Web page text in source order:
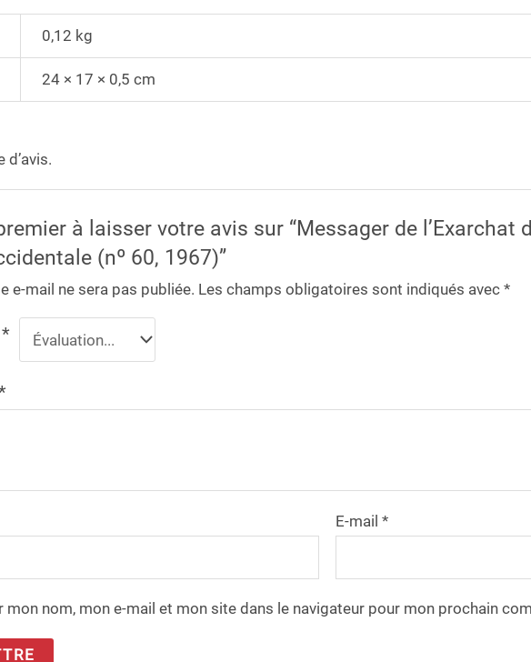
0,12 kg
24 × 17 × 0,5 cm
d’avis.
à laisser votre avis sur “Messager de l’Exarchat
(nº 60, 1967)”
e-mail ne sera pas publiée. Les champs obligatoires sont indiqués avec *
*
E-mail*
mon nom, mon e-mail et mon site dans le navigateur pour mon prochain